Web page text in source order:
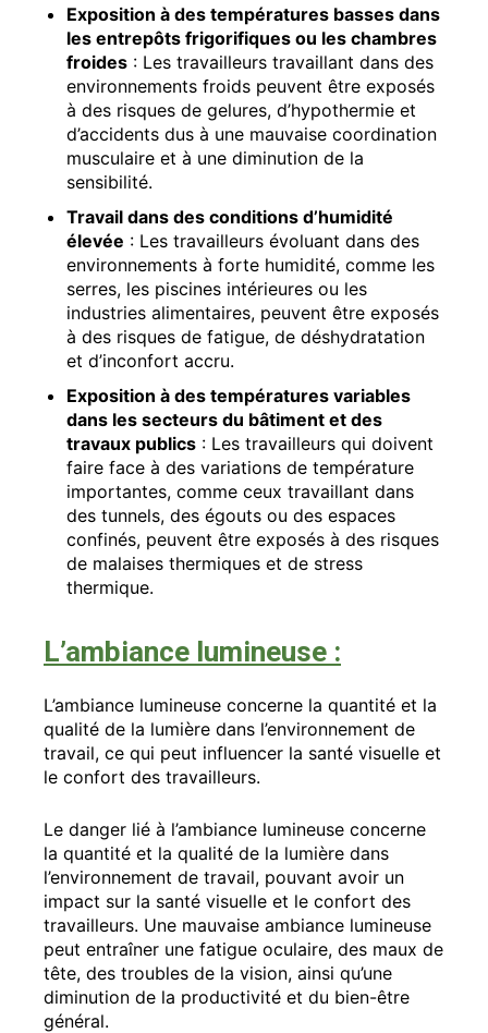
Exposition à des températures basses dans
les entrepôts frigorifiques ou les chambres
froides : Les travailleurs travaillant dans des
environnements froids peuvent être exposés
à des risques de gelures, d’hypothermie et
d’accidents dus à une mauvaise coordination
musculaire et à une diminution de la
sensibilité.
Travail dans des conditions d’humidité
élevée : Les travailleurs évoluant dans des
environnements à forte humidité, comme les
serres, les piscines intérieures ou les
industries alimentaires, peuvent être exposés
à des risques de fatigue, de déshydratation
et d’inconfort accru.
Exposition à des températures variables
dans les secteurs du bâtiment et des
travaux publics : Les travailleurs qui doivent
faire face à des variations de température
importantes, comme ceux travaillant dans
des tunnels, des égouts ou des espaces
confinés, peuvent être exposés à des risques
de malaises thermiques et de stress
thermique.
L’ambiance lumineuse :
L’ambiance lumineuse concerne la quantité et la
qualité de la lumière dans l’environnement de
travail, ce qui peut influencer la santé visuelle et
le confort des travailleurs.
Le danger lié à l’ambiance lumineuse concerne
la quantité et la qualité de la lumière dans
l’environnement de travail, pouvant avoir un
impact sur la santé visuelle et le confort des
travailleurs. Une mauvaise ambiance lumineuse
peut entraîner une fatigue oculaire, des maux de
tête, des troubles de la vision, ainsi qu’une
diminution de la productivité et du bien-être
général.